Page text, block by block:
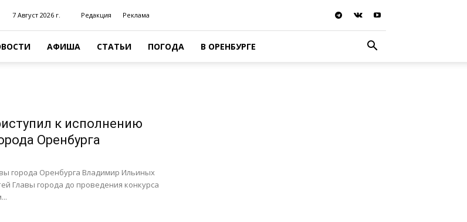
7 Август 2026 г. Редакция Реклама
АФИША СТАТЬИ ПОГОДА В ОРЕНБУРГЕ
к исполнению
Оренбурга
города Оренбурга Владимир Ильиных
Главы города до проведения конкурса